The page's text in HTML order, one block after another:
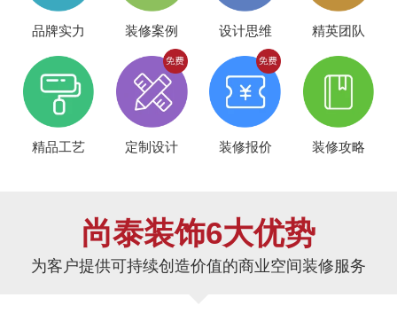
品牌实力 装修案例 设计思维 精英团队
精品工艺 定制设计 装修报价 装修攻略
尚泰装饰6大优势
为客户提供可持续创造价值的商业空间装修服务